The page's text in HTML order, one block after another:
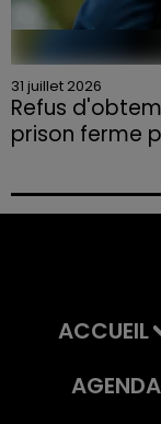
31 juillet 2026
Refus
prison ferme
permis et la
ACCUEIL
AGENDA